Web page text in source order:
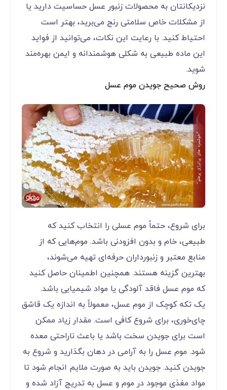
نزدیکانتان به محصولات زنبور عسل حساسیت دارید یا
از مشکلات خاص سلامتی رنج می‌برید، بهتر است
احتیاط کنید. با رعایت این نکات، می‌توانید از فواید
این ماده طبیعی به شکلی هوشمندانه و ایمن بهره‌مند
شوید.
روش صحیح جویدن موم عسل
برای شروع، حتماً موم عسلی را انتخاب کنید که
طبیعی، خام و بدون افزودنی باشد. موم‌هایی که از
منابع معتبر و زنبورداران حرفه‌ای تهیه می‌شوند،
بهترین گزینه هستند. همچنین اطمینان حاصل کنید
که موم عسل فاقد آلودگی یا مواد شیمیایی باشد.
یک تکه کوچک از موم عسل، معمولاً به اندازه یک قاشق
چای‌خوری، برای شروع کافی است. مقدار زیاد ممکن
است برای جویدن سخت باشد یا باعث ناراحتی معده
شود. موم عسل را به آرامی در دهان بگذارید و شروع به
جویدن کنید. جویدن باید به صورت ملایم انجام شود تا
مواد مغذی موجود در موم و عسل به تدریج آزاد شده و